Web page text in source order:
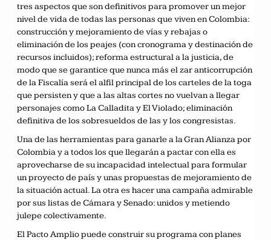
tres aspectos que son definitivos para promover un mejor
nivel de vida de todas las personas que viven en Colombia:
construcción y mejoramiento de vías y rebajas o
eliminación de los peajes (con cronograma y destinación de
recursos incluidos); reforma estructural a la justicia, de
modo que se garantice que nunca más el zar anticorrupción
de la Fiscalía será el alfil principal de los carteles de la toga
que persisten y que a las altas cortes no vuelvan a llegar
personajes como La Calladita y El Violado; eliminación
definitiva de los sobresueldos de las y los congresistas.
Una de las herramientas para ganarle a la Gran Alianza por
Colombia y a todos los que llegarán a pactar con ella es
aprovecharse de su incapacidad intelectual para formular
un proyecto de país y unas propuestas de mejoramiento de
la situación actual. La otra es hacer una campaña admirable
por sus listas de Cámara y Senado: unidos y metiendo
julepe colectivamente.
El Pacto Amplio puede construir su programa con planes